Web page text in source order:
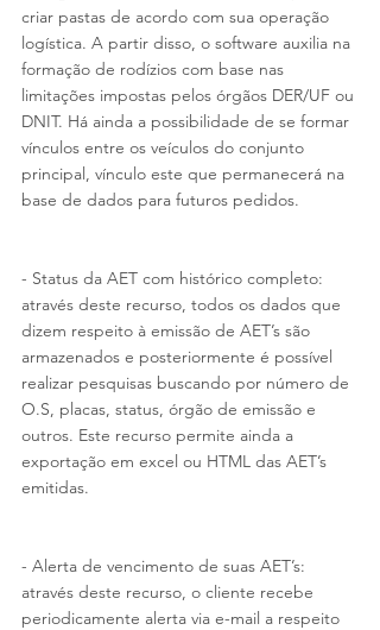
criar pastas de acordo com sua operação
logística. A partir disso, o software auxilia na
formação de rodízios com base nas
limitações impostas pelos órgãos DER/UF ou
DNIT. Há ainda a possibilidade de se formar
vínculos entre os veículos do conjunto
principal, vínculo este que permanecerá na
base de dados para futuros pedidos.
- Status da AET com histórico completo:
através deste recurso, todos os dados que
dizem respeito à emissão de AET’s são
armazenados e posteriormente é possível
realizar pesquisas buscando por número de
O.S, placas, status, órgão de emissão e
outros. Este recurso permite ainda a
exportação em excel ou HTML das AET’s
emitidas.
- Alerta de vencimento de suas AET’s:
através deste recurso, o cliente recebe
periodicamente alerta via e-mail a respeito